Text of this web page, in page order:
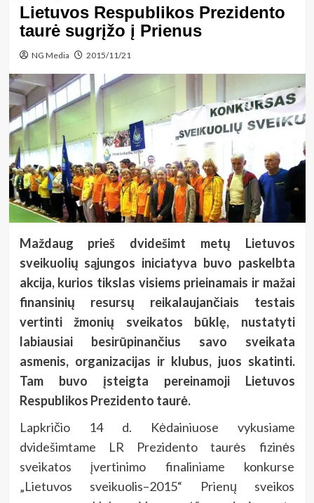
Lietuvos Respublikos Prezidento
taurė sugrįžo į Prienus
NG Media 2015/11/21
Maždaug prieš dvidešimt metų Lietuvos
sveikuolių sąjungos iniciatyva buvo paskelbta
akcija, kurios tikslas visiems prieinamais ir mažai
finansinių resursų reikalaujančiais testais
vertinti žmonių sveikatos būklę, nustatyti
labiausiai besirūpinančius savo sveikata
asmenis, organizacijas ir klubus, juos skatinti.
Tam buvo įsteigta pereinamoji Lietuvos
Respublikos Prezidento taurė.
Lapkričio 14 d. Kėdainiuose vykusiame
dvidešimtame LR Prezidento taurės fizinės
sveikatos įvertinimo finaliniame konkurse
„Lietuvos sveikuolis–2015“ Prienų sveikos